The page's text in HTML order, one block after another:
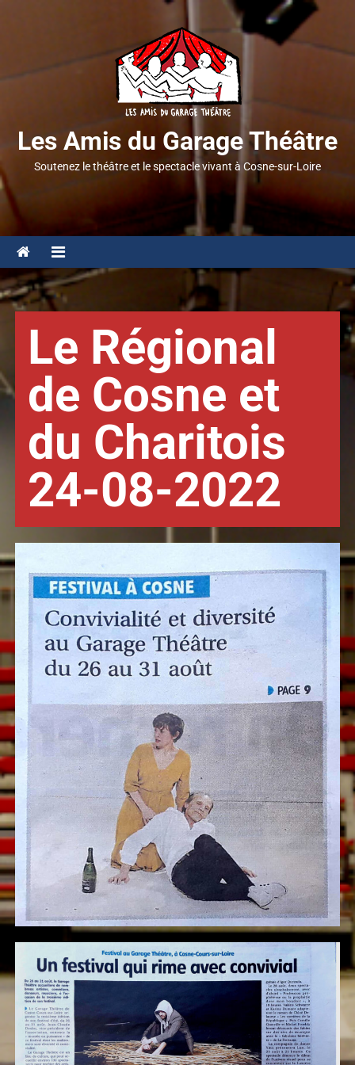
Les Amis du Garage Théâtre
Soutenez le théâtre et le spectacle vivant à Cosne-sur-Loire
Le Régional
de Cosne et
du Charitois
24-08-2022